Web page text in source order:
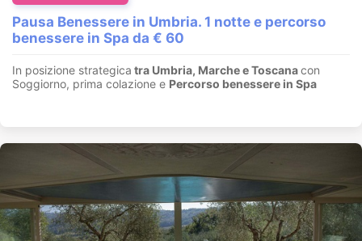
Pausa Benessere in Umbria. 1 notte e percorso
benessere in Spa da € 60
In posizione strategica tra Umbria, Marche e Toscanacon
Soggiorno, prima colazione e Percorso benessere in Spa